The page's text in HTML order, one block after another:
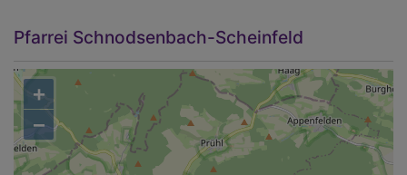
Pfarrei Schnodsenbach-Scheinfeld
+
−